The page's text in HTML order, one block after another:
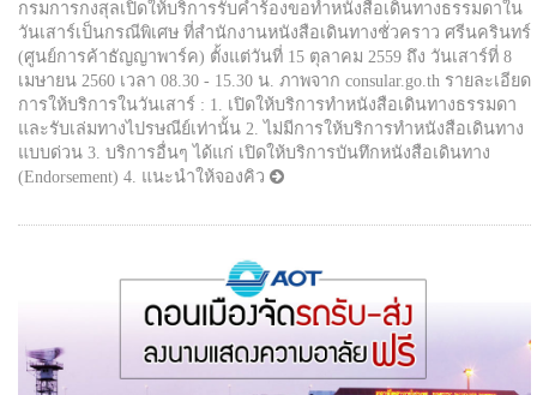
กรมการกงสุลเปิดให้บริการรับคำร้องขอทำหนังสือเดินทางธรรมดาใน
วันเสาร์เป็นกรณีพิเศษ ที่สำนักงานหนังสือเดินทางชั่วคราว ศรีนครินทร์
(ศูนย์การค้าธัญญาพาร์ค) ตั้งแต่วันที่ 15 ตุลาคม 2559 ถึง วันเสาร์ที่ 8
เมษายน 2560 เวลา 08.30 - 15.30 น. ภาพจาก consular.go.th รายละเอียด
การให้บริการในวันเสาร์ : 1. เปิดให้บริการทำหนังสือเดินทางธรรมดา
และรับเล่มทางไปรษณีย์เท่านั้น 2. ไม่มีการให้บริการทำหนังสือเดินทาง
แบบด่วน 3. บริการอื่นๆ ได้แก่ เปิดให้บริการบันทึกหนังสือเดินทาง
(Endorsement) 4. แนะนำให้จองคิว